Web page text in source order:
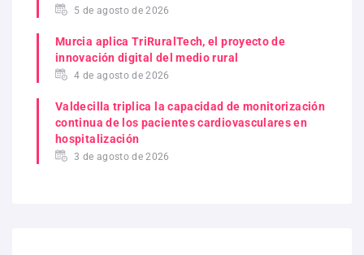
5 de agosto de 2026
Murcia aplica TriRuralTech, el proyecto de
innovación digital del medio rural
4 de agosto de 2026
Valdecilla triplica la capacidad de monitorización
continua de los pacientes cardiovasculares en
hospitalización
3 de agosto de 2026